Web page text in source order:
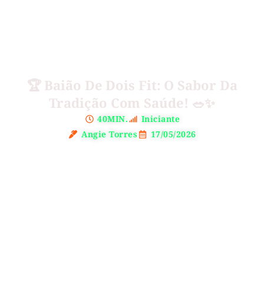
🏆 Baião De Dois Fit: O Sabor Da
Tradição Com Saúde! 🥗✨
40MIN.
Iniciante
Angie Torres
17/05/2026